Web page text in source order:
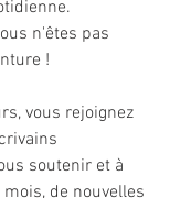
n'êtes pas
!
vous rejoignez
soutenir et à
de nouvelles